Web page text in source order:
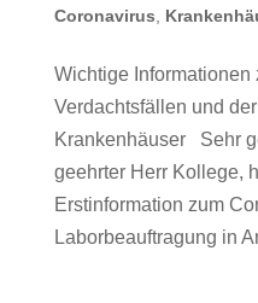
Coronavirus
Wichtige Informationen
Verdachtsfällen und
Krankenhäuser Sehr
geehrter Herr Kollege,
Erstinformation zum
Laborbeauftragung in